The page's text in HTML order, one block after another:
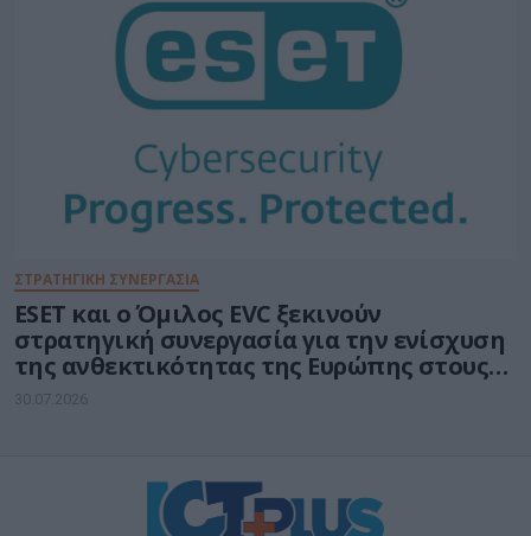
ΣΤΡΑΤΗΓΙΚΗ ΣΥΝΕΡΓΑΣΙΑ
ESET και ο Όμιλος EVC ξεκινούν
στρατηγική συνεργασία για την ενίσχυση
της ανθεκτικότητας της Ευρώπης στους
τομείς κυβερνοασφάλειας και ενέργειας
30.07.2026